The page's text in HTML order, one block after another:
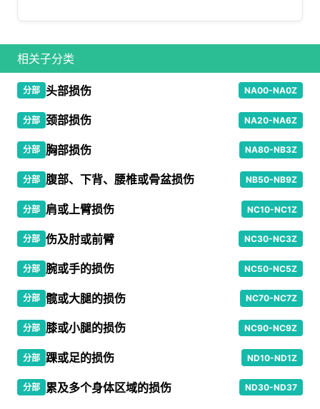
相关子分类
分部 头部损伤 NA00-NA0Z
分部 颈部损伤 NA20-NA6Z
分部 胸部损伤 NA80-NB3Z
分部 腹部、下背、腰椎或骨盆损伤 NB50-NB9Z
分部 肩或上臂损伤 NC10-NC1Z
分部 伤及肘或前臂 NC30-NC3Z
分部 腕或手的损伤 NC50-NC5Z
分部 髋或大腿的损伤 NC70-NC7Z
分部 膝或小腿的损伤 NC90-NC9Z
分部 踝或足的损伤 ND10-ND1Z
分部 累及多个身体区域的损伤 ND30-ND37